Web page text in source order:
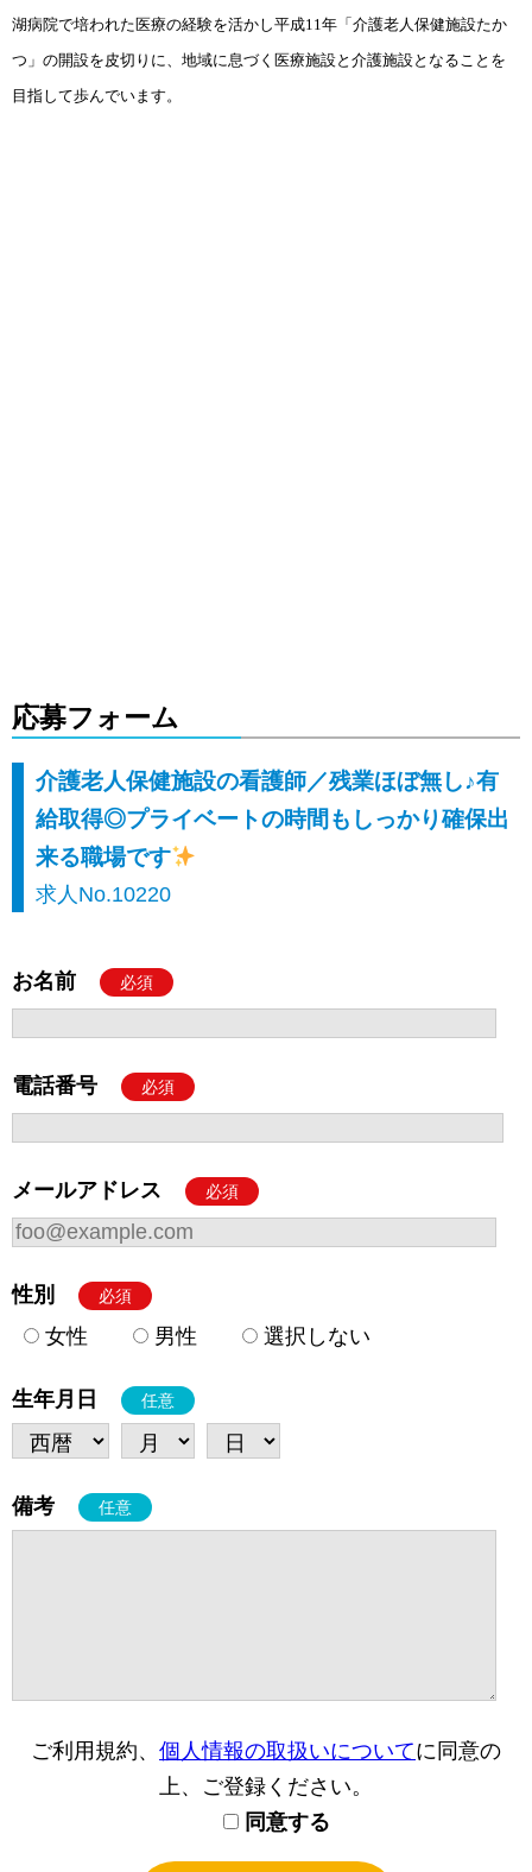
湖病院で培われた医療の経験を活かし平成11年「介護老人保健施設たか
つ」の開設を皮切りに、 地域に息づく医療施設と介護施設となることを
目指して歩んでいます。
応募フォーム
介護老人保健施設の看護師／残業ほぼ無し♪有
給取得◎プライベートの時間もしっかり確保出
来る職場です
求人No.10220
お名前 必須
電話番号 必須
メールアドレス 必須
性別 必須
女性 男性 選択しない
生年月日 任意
備考 任意
ご利用規約、 個人情報の取扱いについてに同意の
上、ご登録ください。
同意する